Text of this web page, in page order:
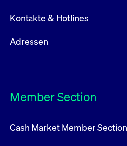
Kontakte & Hotlines
Adressen
Member Section
Cash Market Member Section